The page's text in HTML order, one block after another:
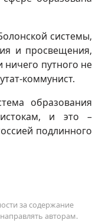
системы,
и просвещения,
ничего путного не
коммунист.
образования
и это –
подлинного
за содержание
авторам.